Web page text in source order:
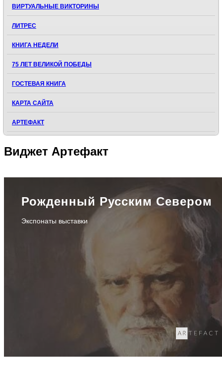
ВИРТУАЛЬНЫЕ ВИКТОРИНЫ
ЛИТРЕС
КНИГА НЕДЕЛИ
75 ЛЕТ ВЕЛИКОЙ ПОБЕДЫ
ГОСТЕВАЯ КНИГА
КАРТА САЙТА
АРТЕФАКТ
Виджет Артефакт
Рожденный Русским Севером
Экспонаты выставки